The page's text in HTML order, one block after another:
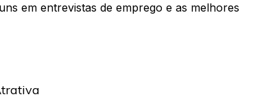
em entrevistas de emprego e as melhores